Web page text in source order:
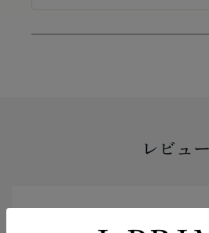
レビュー